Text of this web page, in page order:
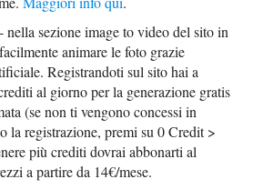
nella sezione image to video del sito in
animare le foto grazie
Registrandoti sul sito hai a
al giorno per la generazione gratis
(se non ti vengono concessi in
la registrazione, premi su 0 Credit >
più crediti dovrai abbonarti al
a partire da 14€/mese.